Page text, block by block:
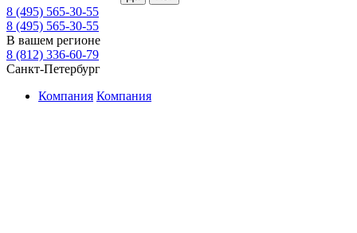
8 (495) 565-30-55
8 (495) 565-30-55
В вашем регионе
8 (812) 336-60-79
Санкт-Петербург
Компания Компания